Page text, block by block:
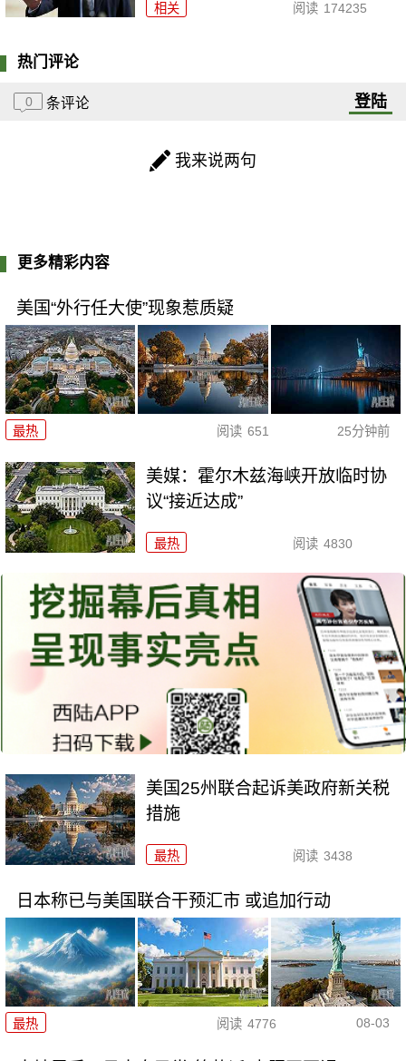
相关 阅读 174235
热门评论
0 条评论 登陆
我来说两句
更多精彩内容
美国“外行任大使”现象惹质疑
最热 阅读 651 25分钟前
美媒：霍尔木兹海峡开放临时协
议“接近达成”
最热 阅读 4830
美国25州联合起诉美政府新关税
措施
最热 阅读 3438
日本称已与美国联合干预汇市 或追加行动
最热 阅读 4776 08-03